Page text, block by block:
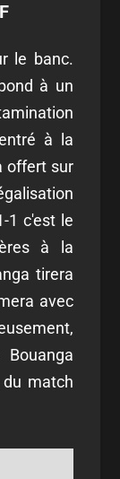
le banc.
à un
à la
offert sur
1 c'est le
à la
tirera
avec
match